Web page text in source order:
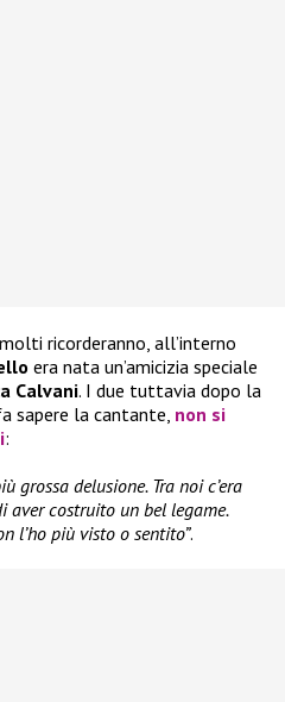
ricorderanno, all’interno
era nata un’amicizia speciale
Calvani. I due tuttavia dopo la
sapere la cantante, non si
:
grossa delusione. Tra noi c’era
aver costruito un bel legame.
l’ho più visto o sentito”.